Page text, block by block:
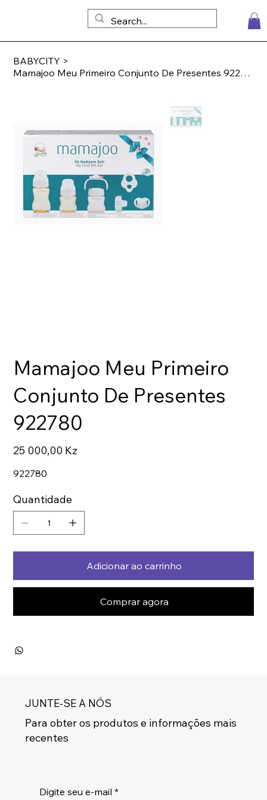
BABYCITY >
Mamajoo Meu Primeiro Conjunto De Presentes 922780
Mamajoo Meu Primeiro
Conjunto De Presentes
922780
Preço
25 000,00 Kz
922780
Quantidade
Adicionar ao carrinho
Comprar agora
JUNTE-SE A NÓS
Para obter os produtos e informações mais
recentes
Digite seu e-mail *